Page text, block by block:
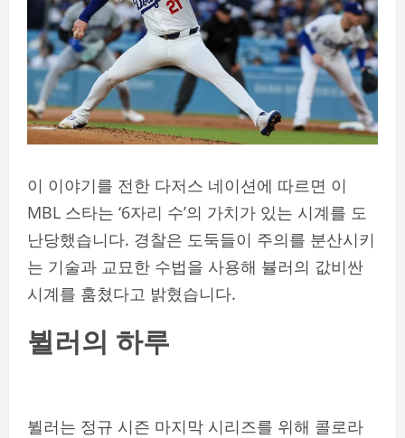
이 이야기를 전한 다저스 네이션에 따르면 이
MBL 스타는 ‘6자리 수’의 가치가 있는 시계를 도
난당했습니다. 경찰은 도둑들이 주의를 분산시키
는 기술과 교묘한 수법을 사용해 뷸러의 값비싼
시계를 훔쳤다고 밝혔습니다.
뷜러의 하루
뷜러는 정규 시즌 마지막 시리즈를 위해 콜로라